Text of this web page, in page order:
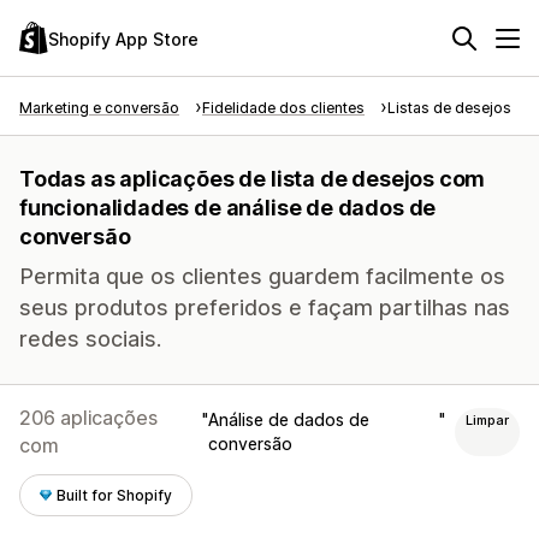
Shopify App Store
Marketing e conversão Fidelidade dos clientes Listas de desejos
Todas as aplicações de lista de desejos com
funcionalidades de análise de dados de
conversão
Permita que os clientes guardem facilmente os
seus produtos preferidos e façam partilhas nas
redes sociais.
206 aplicações
com
Análise de dados de
conversão
Limpar
Built for Shopify